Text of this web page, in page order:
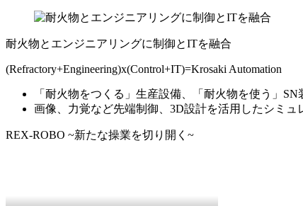
耐火物とエンジニアリングに制御とITを融合
(Refractory+Engineering)x(Control+IT)=Krosaki Automation
「耐火物をつくる」生産設備、「耐火物を使う」
画像、力覚など先端制御、3D設計を活用したシミ
REX-ROBO ~新たな操業を切り開く~